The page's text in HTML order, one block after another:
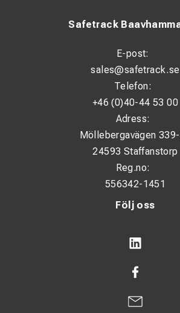
Följ oss
Safetrack
E-post:
sales@safetrack.se
Telefon:
+46 (0)40-44 53 00
Adress:
Möllebergavägen
24593 Staffanstorp
Reg.no:
556342-1451